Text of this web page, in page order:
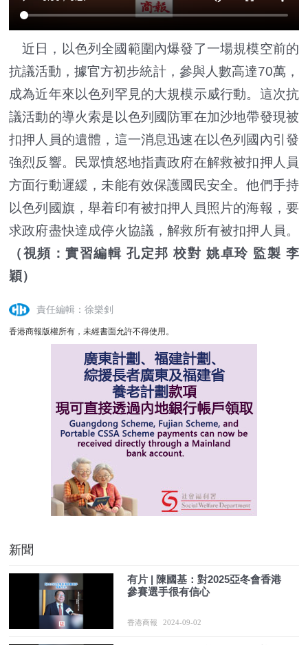
近日，以色列全國範圍內爆發了一場規模空前的
抗議活動，據官方初步統計，參與人數高達70萬，
成為近年來以色列罕見的大規模示威行動。這次抗
議活動的導火索是以色列國防軍在加沙地帶發現被
扣押人員的遺體，這一消息迅速在以色列國內引發
強烈反響。民眾憤怒地指責政府在解救被扣押人員
方面行動遲緩，未能有效保護國民安全。他們手持
以色列國旗，舉着印有被扣押人員照片的海報，要
求政府盡快達成停火協議，解救所有被扣押人員。
（視頻：實習編輯 孔定邦 校對 姚卓玲 監製 李
穎）
責任編輯：徐樂釗
香港商報版權所有，未經書面允許不得使用。
新聞
有片 | 陳國基：對2025亞冬會香港
參賽選手很有信心
香港商報 2024-09-02